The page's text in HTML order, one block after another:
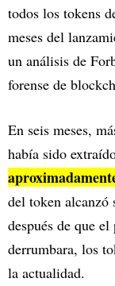
todos los tokens
meses del
un análisis de
forense de
En seis meses,
había sido
del token alcanzó
después de que
derrumbara, los
la actualidad.